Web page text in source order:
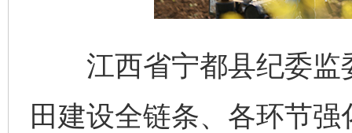
江西省宁都县纪委监
田建设全链条、各环节